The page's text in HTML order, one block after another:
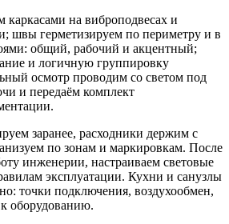
на виброподвесах и
швы герметизируем по периметру и в
общий, рабочий и акцентный;
и логичную группировку
осмотр проводим со светом под
и передаём комплект
заранее, расходники держим с
по зонам и маркировкам. После
инженерии, настраиваем световые
эксплуатации. Кухни и санузлы
точки подключения, воздухообмен,
оборудованию.